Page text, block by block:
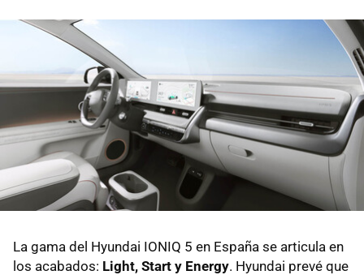
La gama del Hyundai IONIQ 5 en España se articula en
los acabados: Light, Start y Energy. Hyundai prevé que